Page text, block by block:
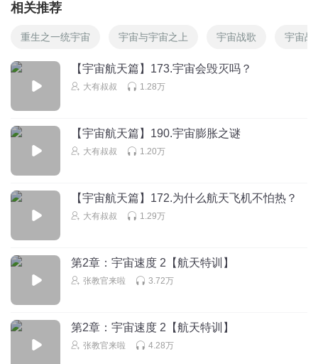
相关推荐
重生之一统宇宙 宇宙与宇宙之上 宇宙战歌 宇宙战
【宇宙航天篇】173.宇宙会毁灭吗？
大有叔叔 1.28万
【宇宙航天篇】190.宇宙膨胀之谜
大有叔叔 1.20万
【宇宙航天篇】172.为什么航天飞机不怕热？
大有叔叔 1.29万
第2章：宇宙速度 2【航天特训】
张教官来啦 3.72万
第2章：宇宙速度 2【航天特训】
张教官来啦 4.28万